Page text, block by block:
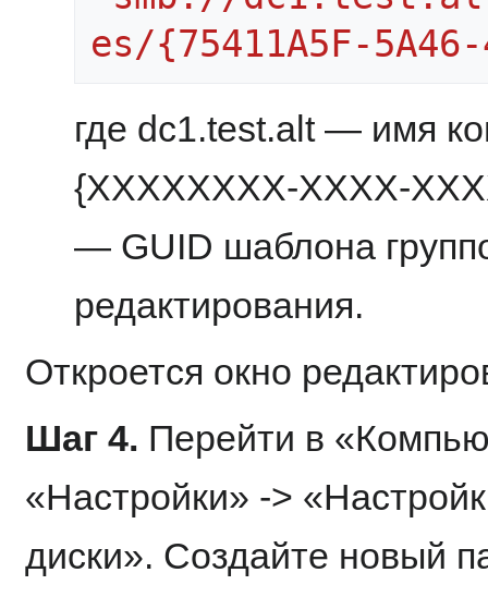
es/{75411A5F-5A46-
где dc1.test.alt — имя
{XXXXXXXX-XXXX-
— GUID шаблона
редактирования.
Откроется окно
Шаг 4. Перейти в
«Настройки» ->
диски». Создайте новый